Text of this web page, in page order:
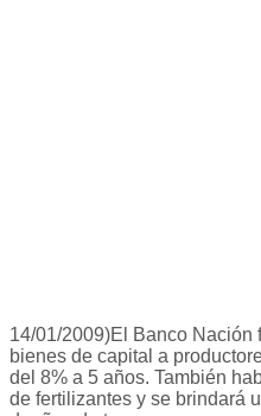
14/01/2009)El Banco
bienes de capital a
del 8% a 5 años. También
de fertilizantes y se brindará